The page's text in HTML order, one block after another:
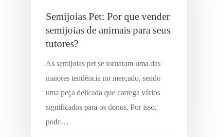
Semijoias Pet: Por que vender
semijoias de animais para seus
tutores?
As semijoias pet se tornaram uma das
maiores tendência no mercado, sendo
uma peça delicada que carrega vários
significados para os donos. Por isso,
pode…